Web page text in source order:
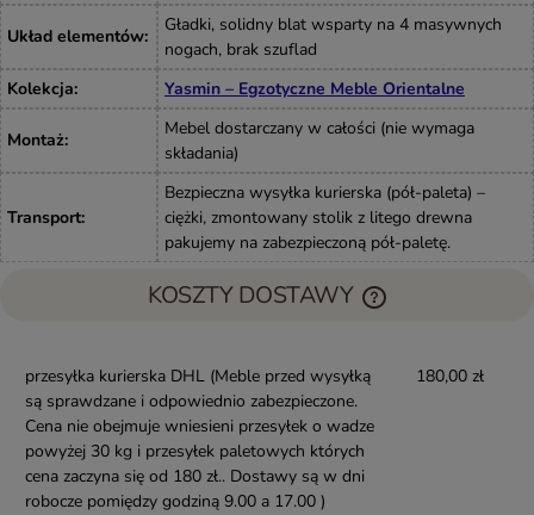
Układ elementów:
Gładki, solidny blat wsparty na 4 masywnych
nogach, brak szuflad
Kolekcja: Yasmin – Egzotyczne Meble Orientalne
Montaż:
Mebel dostarczany w całości (nie wymaga
składania)
Transport:
Bezpieczna wysyłka kurierska (pół-paleta) –
ciężki, zmontowany stolik z litego drewna
pakujemy na zabezpieczoną pół-paletę.
KOSZTY DOSTAWY
przesyłka kurierska DHL (Meble przed wysyłką
są sprawdzane i odpowiednio zabezpieczone.
Cena nie obejmuje wniesieni przesyłek o wadze
powyżej 30 kg i przesyłek paletowych których
cena zaczyna się od 180 zł.. Dostawy są w dni
robocze pomiędzy godziną 9.00 a 17.00 )
180,00 zł